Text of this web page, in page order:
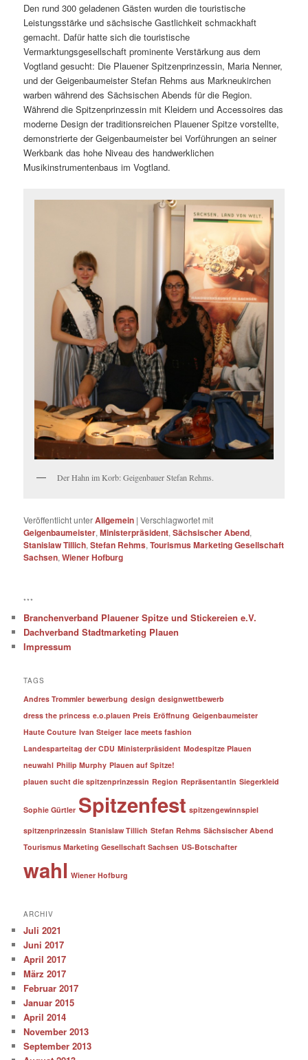
Den rund 300 geladenen Gästen wurden die touristische
Leistungsstärke und sächsische Gastlichkeit schmackhaft
gemacht. Dafür hatte sich die touristische
Vermarktungsgesellschaft prominente Verstärkung aus dem
Vogtland gesucht: Die Plauener Spitzenprinzessin, Maria Nenner,
und der Geigenbaumeister Stefan Rehms aus Markneukirchen
warben während des Sächsischen Abends für die Region.
Während die Spitzenprinzessin mit Kleidern und Accessoires das
moderne Design der traditionsreichen Plauener Spitze vorstellte,
demonstrierte der Geigenbaumeister bei Vorführungen an seiner
Werkbank das hohe Niveau des handwerklichen
Musikinstrumentenbaus im Vogtland.
Der Hahn im Korb: Geigenbauer Stefan Rehms.
Veröffentlicht unterAllgemein |Verschlagwortet mit
Geigenbaumeister,Ministerpräsident,Sächsischer Abend,
Stanislaw Tillich,Stefan Rehms,Tourismus Marketing Gesellschaft
Sachsen,Wiener Hofburg
***
Branchenverband Plauener Spitze und Stickereien e.V.
Dachverband Stadtmarketing Plauen
Impressum
TAGS
Andres Trommler bewerbung design designwettbewerb
dress the princess e.o.plauen Preis Eröffnung Geigenbaumeister
Haute Couture Ivan Steiger lace meets fashion
Landesparteitag der CDU Ministerpräsident Modespitze Plauen
neuwahl Philip Murphy Plauen auf Spitze!
plauen sucht die spitzenprinzessin Region Repräsentantin Siegerkleid
Sophie Gürtler Spitzenfest spitzengewinnspiel
spitzenprinzessin Stanislaw Tillich Stefan Rehms Sächsischer Abend
Tourismus Marketing Gesellschaft Sachsen US-Botschafter
wahl Wiener Hofburg
ARCHIV
Juli 2021
Juni 2017
April 2017
März 2017
Februar 2017
Januar 2015
April 2014
November 2013
September 2013